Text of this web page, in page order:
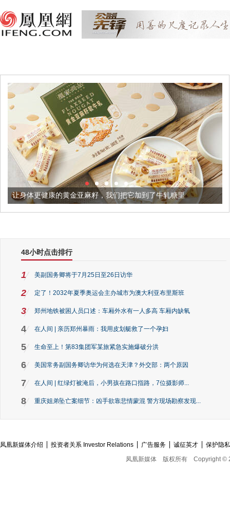
让身体更健康的黄金亚麻籽，我们把它加到了牛轧糖里
48小时点击排行
1 美副国务卿将于7月25日至26日访华
2 定了！2032年夏季奥运会主办城市为澳大利亚布里斯班
3 郑州地铁被困人员口述：车厢外水有一人多高 车厢内缺氧
4 在人间 | 亲历郑州暴雨：我用皮划艇救了一个孕妇
5 生命至上！第83集团军某旅紧急实施爆破分洪
6 美国常务副国务卿访华为何选在天津？外交部：两个原因
7 在人间 | 红绿灯被淹后，小男孩在路口指路，7位摄影师...
8 重庆姐弟坠亡案细节：凶手欲靠悲情蒙混 警方现场勘察发现...
凤凰新媒体介绍 投资者关系 Investor Relations 广告服务 诚征英才
保护隐
凤凰新媒体
版权所有 Copyright ©